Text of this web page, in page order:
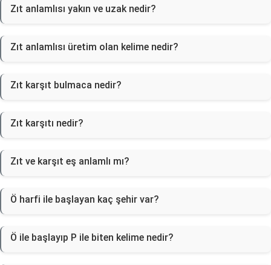
Zıt anlamlısı yakın ve uzak nedir?
Zıt anlamlısı üretim olan kelime nedir?
Zıt karşıt bulmaca nedir?
Zıt karşıtı nedir?
Zıt ve karşıt eş anlamlı mı?
Ö harfi ile başlayan kaç şehir var?
Ö ile başlayıp P ile biten kelime nedir?